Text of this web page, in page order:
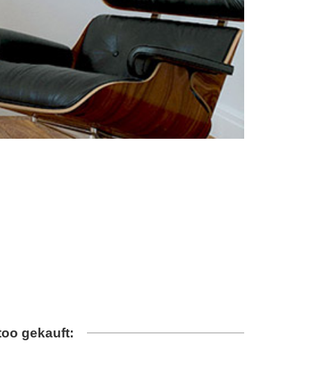
gekauft: